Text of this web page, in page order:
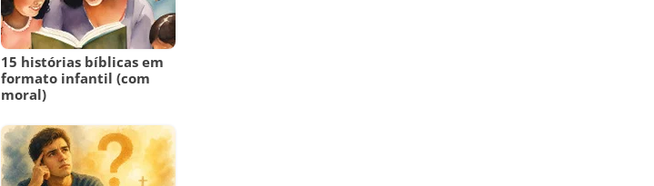
15 histórias bíblicas em
formato infantil (com
moral)